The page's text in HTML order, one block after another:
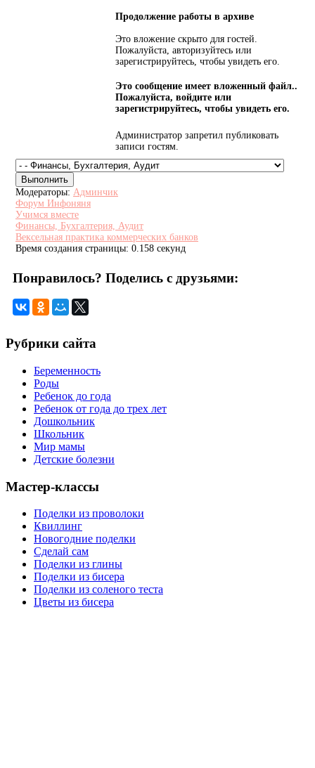
Продолжение работы в архиве
Это вложение скрыто для гостей.
Пожалуйста, авторизуйтесь или
зарегистрируйтесь, чтобы увидеть его.
Это сообщение имеет вложенный файл..
Пожалуйста, войдите или
зарегистрируйтесь, чтобы увидеть его.
Администратор запретил публиковать
записи гостям.
Модераторы: Админчик
Форум Инфоняня
Учимся вместе
Финансы, Бухгалтерия, Аудит
Вексельная практика коммерческих банков
Время создания страницы: 0.158 секунд
Понравилось? Поделись с друзьями:
Рубрики сайта
Беременность
Роды
Ребенок до года
Ребенок от года до трех лет
Дошкольник
Школьник
Мир мамы
Детские болезни
Мастер-классы
Поделки из проволоки
Квиллинг
Новогодние поделки
Сделай сам
Поделки из глины
Поделки из бисера
Поделки из соленого теста
Цветы из бисера